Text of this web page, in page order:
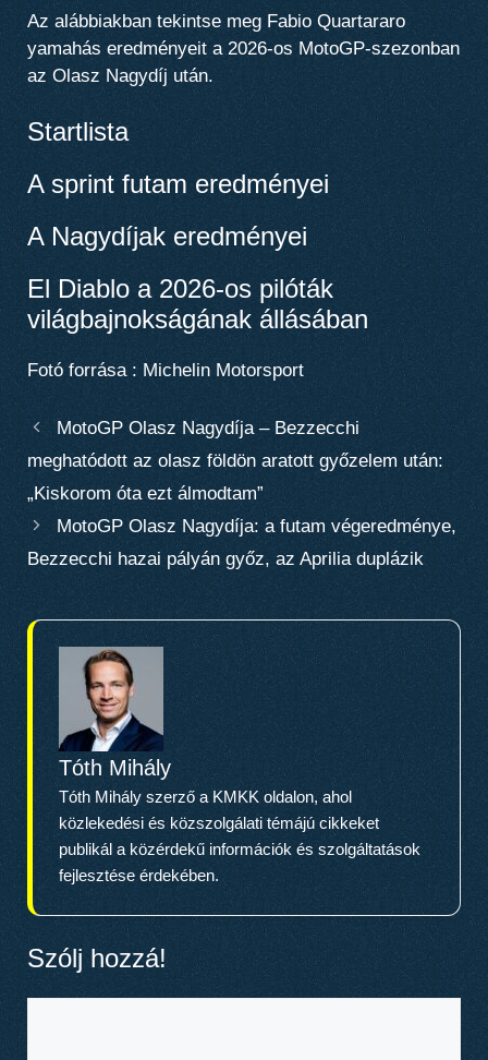
Az alábbiakban tekintse meg Fabio Quartararo
yamahás eredményeit a 2026-os MotoGP-szezonban
az Olasz Nagydíj után.
Startlista
A sprint futam eredményei
A Nagydíjak eredményei
El Diablo a 2026-os pilóták
világbajnokságának állásában
Fotó forrása : Michelin Motorsport
MotoGP Olasz Nagydíja – Bezzecchi
meghatódott az olasz földön aratott győzelem után:
„Kiskorom óta ezt álmodtam”
MotoGP Olasz Nagydíja: a futam végeredménye,
Bezzecchi hazai pályán győz, az Aprilia duplázik
Tóth Mihály
Tóth Mihály szerző a KMKK oldalon, ahol
közlekedési és közszolgálati témájú cikkeket
publikál a közérdekű információk és szolgáltatások
fejlesztése érdekében.
Szólj hozzá!